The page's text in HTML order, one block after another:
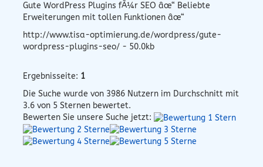
Gute WordPress Plugins fÃ¼r SEO âœ“ Beliebte
Erweiterungen mit tollen Funktionen âœ“
http://www.tisa-optimierung.de/wordpress/gute-
wordpress-plugins-seo/ - 50.0kb
Ergebnisseite: 1
Die Suche wurde von 3986 Nutzern im Durchschnitt mit
3.6 von 5 Sternen bewertet.
Bewerten Sie unsere Suche jetzt: